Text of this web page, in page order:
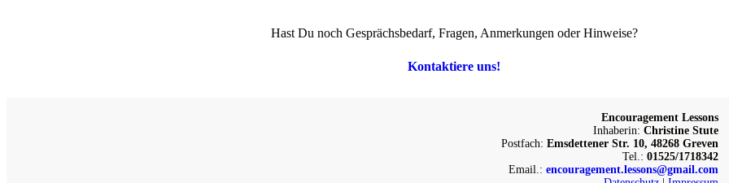
Hast Du noch Gesprächsbedarf, Fragen, Anmerkungen oder Hinweise?
Kontaktiere uns!
Encouragement Lessons
Inhaberin:Christine Stute
Postfach:Emsdettener Str. 10, 48268 Greven
Tel.:01525/1718342
Email.:encouragement.lessons@gmail.com